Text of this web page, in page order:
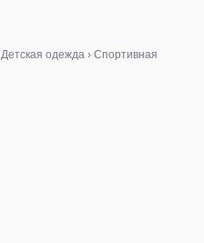
Детская одежда › Спортивная